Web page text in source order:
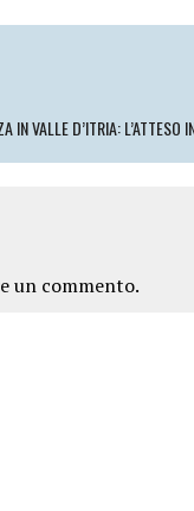
IN VALLE D’ITRIA:
un commento.